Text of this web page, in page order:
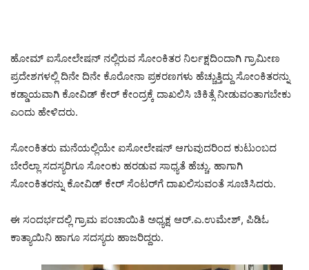
ಹೋಮ್ ಐಸೋಲೇಷನ್ ನಲ್ಲಿರುವ ಸೋಂಕಿತರ ನಿರ್ಲಕ್ಷದಿಂದಾಗಿ ಗ್ರಾಮೀಣ
ಪ್ರದೇಶಗಳಲ್ಲಿ ದಿನೇ ದಿನೇ ಕೊರೋನಾ ಪ್ರಕರಣಗಳು ಹೆಚ್ಚುತ್ತಿದ್ದು ಸೋಂಕಿತರನ್ನು
ಕಡ್ಡಾಯವಾಗಿ ಕೋವಿಡ್ ಕೇರ್ ಕೇಂದ್ರಕ್ಕೆ ದಾಖಲಿಸಿ ಚಿಕಿತ್ಸೆ ನೀಡುವಂತಾಗಬೇಕು
ಎಂದು ಹೇಳಿದರು.
ಸೋಂಕಿತರು ಮನೆಯಲ್ಲಿಯೇ ಐಸೋಲೇಷನ್ ಆಗುವುದರಿಂದ ಕುಟುಂಬದ
ಬೇರೆಲ್ಲಾ ಸದಸ್ಯರಿಗೂ ಸೋಂಕು ಹರಡುವ ಸಾಧ್ಯತೆ ಹೆಚ್ಚು. ಹಾಗಾಗಿ
ಸೋಂಕಿತರನ್ನು ಕೋವಿಡ್ ಕೇರ್ ಸೆಂಟರ್‌ಗೆ ದಾಖಲಿಸುವಂತೆ ಸೂಚಿಸಿದರು.
ಈ ಸಂದರ್ಭದಲ್ಲಿ ಗ್ರಾಮ ಪಂಚಾಯಿತಿ ಅಧ್ಯಕ್ಷ ಆರ್.ಎ.ಉಮೇಶ್, ಪಿಡಿಓ
ಕಾತ್ಯಾಯಿನಿ ಹಾಗೂ ಸದಸ್ಯರು ಹಾಜರಿದ್ದರು.